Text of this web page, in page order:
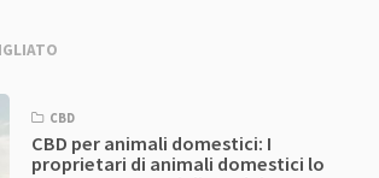
CBD
CBD per animali domestici: I
proprietari di animali domestici lo